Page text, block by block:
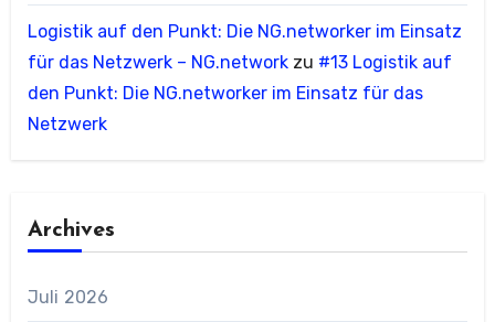
Logistik auf den Punkt: Die NG.networker im Einsatz
für das Netzwerk – NG.networkzu #13 Logistik auf
den Punkt: Die NG.networker im Einsatz für das
Netzwerk
Archives
Juli 2026